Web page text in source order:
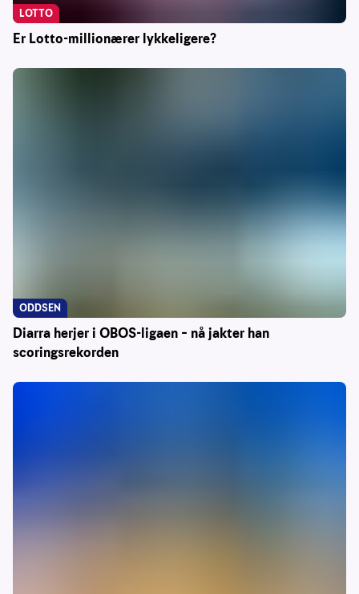
Er Lotto-millionærer lykkeligere?
LOTTO
Diarra herjer i OBOS-ligaen – nå jakter han
scoringsrekorden
ODDSEN